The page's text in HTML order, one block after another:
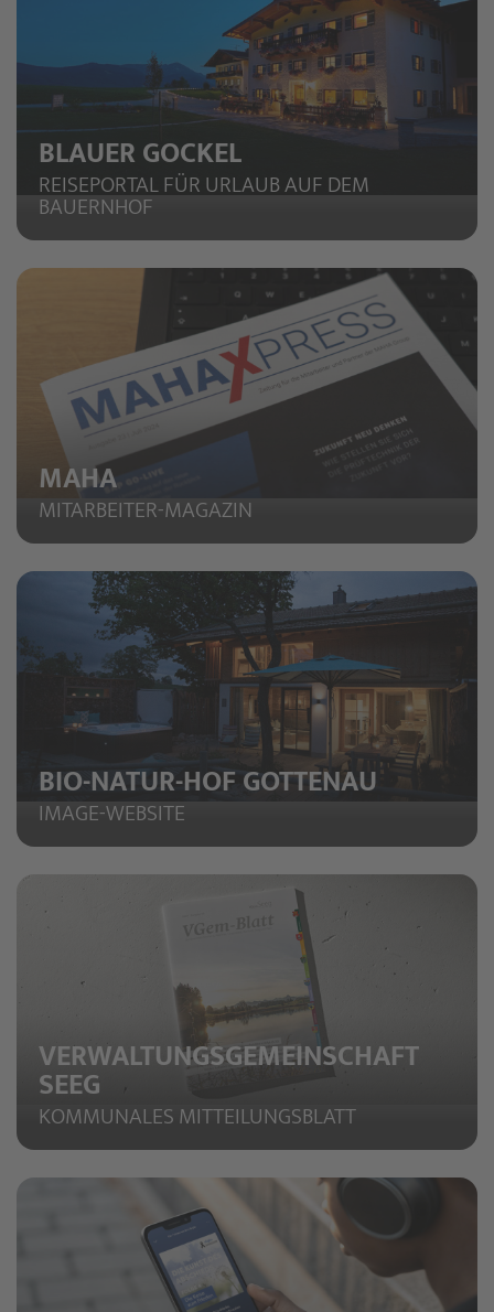
BLAUER GOCKEL
REISEPORTAL FÜR URLAUB AUF DEM
BAUERNHOF
MAHA
MITARBEITER-MAGAZIN
BIO-NATUR-HOF GOTTENAU
IMAGE-WEBSITE
VERWALTUNGSGEMEINSCHAFT
SEEG
KOMMUNALES MITTEILUNGSBLATT